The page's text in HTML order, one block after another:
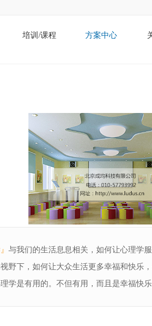
培训/课程 方案中心
与我们的生活息息相关，如何让心理学
野下，如何让大众生活更多幸福和快乐
学是有用的。不但有用，而且是幸福快